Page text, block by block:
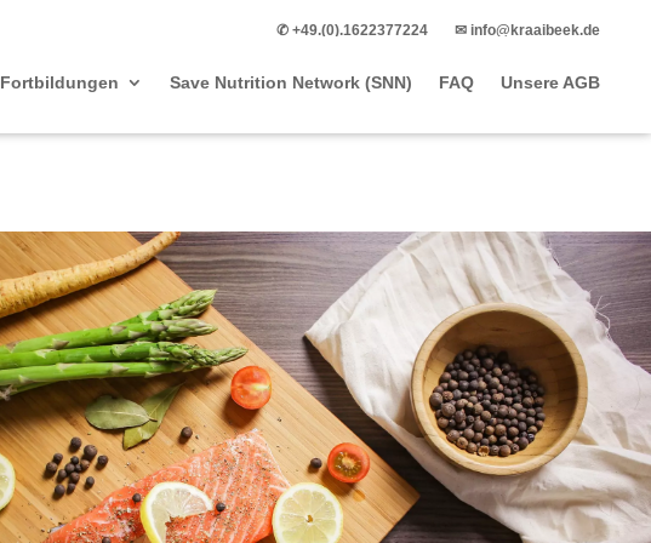
✆ +49.(0).1622377224 ✉ info@kraaibeek.de
Fortbildungen Save Nutrition Network (SNN) FAQ Unsere AGB